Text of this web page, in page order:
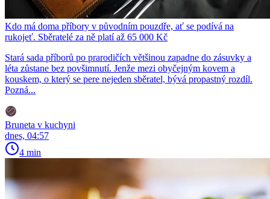
Kdo má doma příbory v původním pouzdře, ať se podívá na
rukojeť. Sběratelé za ně platí až 65 000 Kč
Stará sada příborů po prarodičích většinou zapadne do zásuvky a
léta zůstane bez povšimnutí. Jenže mezi obyčejným kovem a
kouskem, o který se pere nejeden sběratel, bývá propastný rozdíl.
Pozná...
Bruneta v kuchyni
dnes, 04:57
4 min